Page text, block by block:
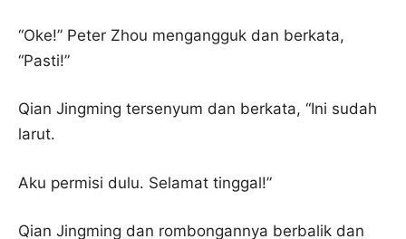
“Oke!” Peter Zhou mengangguk dan berkata,
“Pasti!”
Qian Jingming tersenyum dan berkata, “Ini sudah
larut.
Aku permisi dulu. Selamat tinggal!”
Qian Jingming dan rombongannya berbalik dan